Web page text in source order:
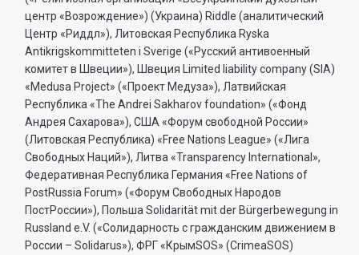
центр «Возрождение») (Украина) Riddle (аналитический
Центр «Риддл»), Литовская Республика Ryska
Antikrigskommitteten i Sverige («Русский антивоенный
комитет в Швеции»), Швеция Limited liability company (SIA)
«Medusa Project» («Проект Медуза»), Латвийская
Республика «The Andrei Sakharov foundation» («Фонд
Андрея Сахарова»), США «Форум свободной России»
(Литовская Республика) «Free Nations League» («Лига
Свободных Наций»), Литва «Transparеncy International»,
Федеративная Республика Германия «Free Nations of
PostRussia Forum» («Форум Свободных Народов
ПостРоссии»), Польша Solidarität mit der Bürgerbewegung in
Russland e.V. («Солидарность с гражданским движением в
России – Solidarus»), ФРГ «КрымSOS» (CrimeaSOS)